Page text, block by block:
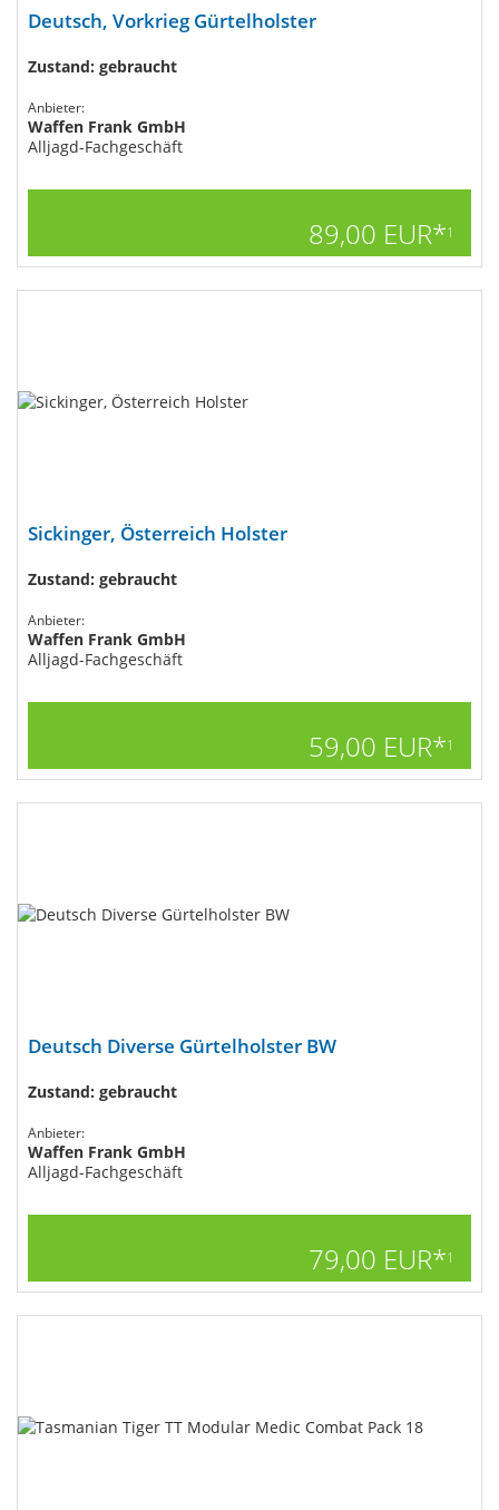
Deutsch, Vorkrieg Gürtelholster
Zustand: gebraucht
Anbieter:
Waffen Frank GmbH
Alljagd-Fachgeschäft
89,00 EUR*1
Sickinger, Österreich Holster
Zustand: gebraucht
Anbieter:
Waffen Frank GmbH
Alljagd-Fachgeschäft
59,00 EUR*1
Deutsch Diverse Gürtelholster BW
Zustand: gebraucht
Anbieter:
Waffen Frank GmbH
Alljagd-Fachgeschäft
79,00 EUR*1